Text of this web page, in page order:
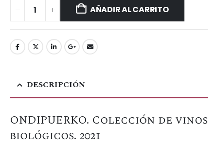
AÑADIR AL CARRITO
DESCRIPCIÓN
ONDIPUERKO. Colección de vinos
biológicos. 2021